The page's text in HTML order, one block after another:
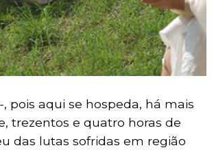
pois aqui se hospeda, há mais
trezentos e quatro horas de
das lutas sofridas em região